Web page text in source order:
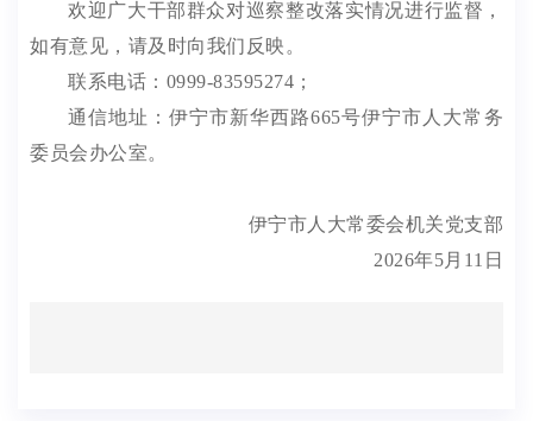
欢迎广大干部群众对巡察整改落实情况进行监督，
如有意见，请及时向我们反映。
联系电话： 0999-83595274 ；
通信地址：伊宁市新华西路665号伊宁市人大常务
委员会办公室。
伊宁市 人大常委会机关党支部
2026年5月 11 日